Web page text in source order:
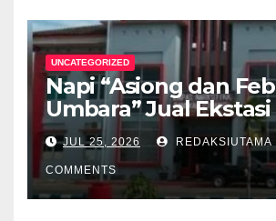
UNCATEGORIZED
Napi “Asiong dan
Umbara” Jual
Dalam Lapas Rp 12
Butir
JUL 25, 2026 REDAKSIUTAMA
COMMENTS